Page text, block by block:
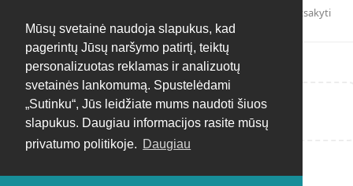
Mūsų svetainė naudoja slapukus, kad
pagerintų Jūsų naršymo patirtį, teiktų
personalizuotas reklamas ir analizuotų
svetainės lankomumą. Spustelėdami
„Sutinku“, Jūs leidžiate mums naudoti šiuos
slapukus. Daugiau informacijos rasite mūsų
privatumo politikoje. Daugiau
Atsakyti
Rašyti atsakymą...